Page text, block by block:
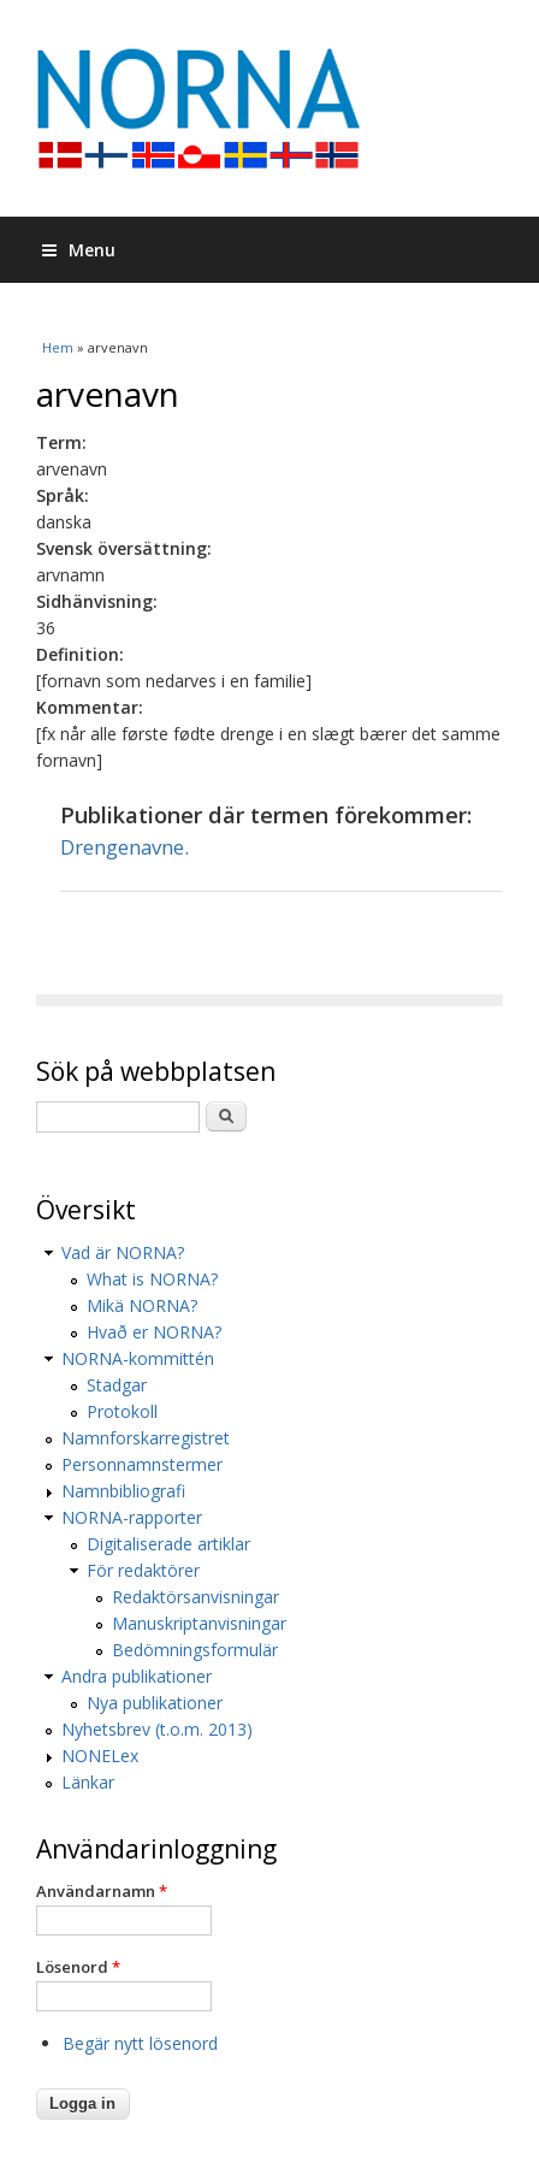
Menu
Du är här
Hem » arvenavn
arvenavn
Term:
arvenavn
Språk:
danska
Svensk översättning:
arvnamn
Sidhänvisning:
36
Definition:
[fornavn som nedarves i en familie]
Kommentar:
[fx når alle første fødte drenge i en slægt bærer det samme
fornavn]
Publikationer där termen förekommer:
Drengenavne.
Sök på webbplatsen
Översikt
Vad är NORNA?
What is NORNA?
Mikä NORNA?
Hvað er NORNA?
NORNA-kommittén
Stadgar
Protokoll
Namnforskarregistret
Personnamnstermer
Namnbibliografi
NORNA-rapporter
Digitaliserade artiklar
För redaktörer
Redaktörsanvisningar
Manuskriptanvisningar
Bedömningsformulär
Andra publikationer
Nya publikationer
Nyhetsbrev (t.o.m. 2013)
NONELex
Länkar
Användarinloggning
Användarnamn *
Lösenord *
Begär nytt lösenord